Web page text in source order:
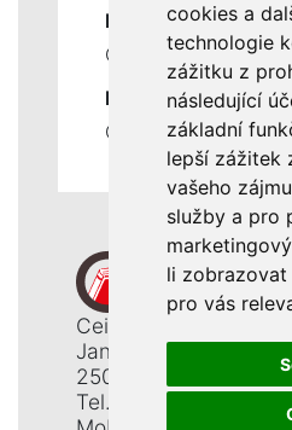
cookies a
technologie
zážitku z
následující
základní
lepší zážitek
vašeho
služby a pro
li zobrazovat
pro vás
DŮLEŽITÉ
Ochrana osobních
RYCHLÉ ODKAZY
Odstoupení od
Ceiba, s. r. o.
Jana Opletala 1265
250 01 Brandýs n. L. -
Tel.: +420 326 911